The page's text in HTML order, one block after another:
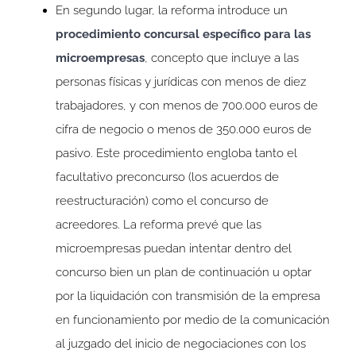
En segundo lugar, la reforma introduce un
procedimiento concursal específico para las
microempresas, concepto que incluye a las
personas físicas y jurídicas con menos de diez
trabajadores, y con menos de 700.000 euros de
cifra de negocio o menos de 350.000 euros de
pasivo. Este procedimiento engloba tanto el
facultativo preconcurso (los acuerdos de
reestructuración) como el concurso de
acreedores. La reforma prevé que las
microempresas puedan intentar dentro del
concurso bien un plan de continuación u optar
por la liquidación con transmisión de la empresa
en funcionamiento por medio de la comunicación
al juzgado del inicio de negociaciones con los